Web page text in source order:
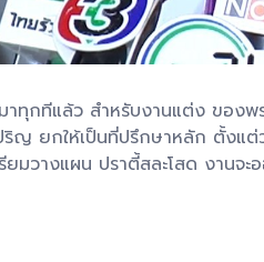
มาทุกทีแล้ว สำหรับงานแต่ง ของ
ญ ยกให้เป็นที่ปรึกษาหลัก ตั้งแต่
ยมวางแผน ปราตี้สละโสด งานจ